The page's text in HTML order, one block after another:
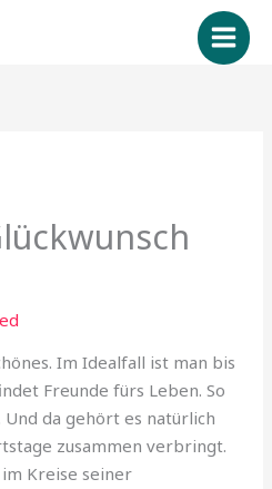
Im Idealfall ist man bis
Freunde fürs Leben. So
da gehört es natürlich
zusammen verbringt.
Kreise seiner